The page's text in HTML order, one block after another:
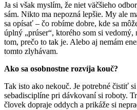
Ja si však myslím, že niet väčšieho
sám. Nikto ma nepozná lepšie. My ale
sa opísať – čo robíme dobre, kde sa
úplný „prúser“, ktorého som si
tom, prečo to tak je. Alebo aj nemám
tomto zlyhávam.
Ako sa osobnostne rozvíja kouč?
Tak isto ako nekouč. Je potrebné čistiť
sebadisciplíne pri dávkovaní si roboty.
človek dopraje oddych a prikáže si